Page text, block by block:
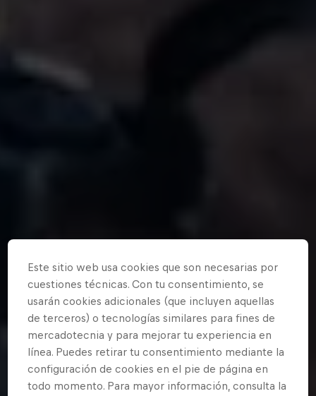
Este sitio web usa cookies que son necesarias por
cuestiones técnicas. Con tu consentimiento, se
usarán cookies adicionales (que incluyen aquellas
de terceros) o tecnologías similares para fines de
mercadotecnia y para mejorar tu experiencia en
línea. Puedes retirar tu consentimiento mediante la
configuración de cookies en el pie de página en
todo momento. Para mayor información, consulta la